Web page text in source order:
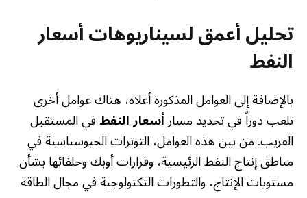
تحليل أعمق لسيناريوهات أسعار
النفط
بالإضافة إلى العوامل المذكورة أعلاه، هناك عوامل أخرى
تلعب دوراً في تحديد مسارأسعار النفطفي المستقبل
القريب. من بين هذه العوامل، التوترات الجيوسياسية في
مناطق إنتاج النفط الرئيسية، وقرارات أوبك وحلفائها بشأن
مستويات الإنتاج، والتطورات التكنولوجية في مجال الطاقة